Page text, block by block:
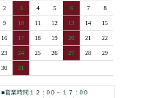
2 3 4 5 6 7 8
9 10 11 12 13 14 15
16 17 18 19 20 21 22
23 24 25 26 27 28 29
30 31
■営業時間１２：0０～１７：0０